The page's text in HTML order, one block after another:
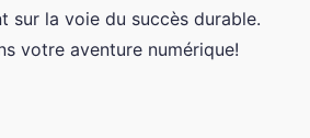
sur la voie du succès durable.
votre aventure numérique!